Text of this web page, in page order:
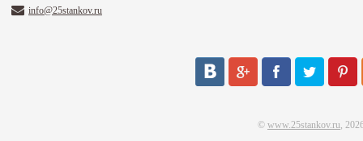
info@25stankov.ru
© www.25stankov.ru,